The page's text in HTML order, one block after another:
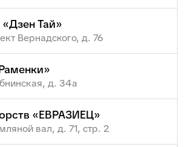
Тай»
Вернадского, д. 76
д. 34а
«ЕВРАЗИЕЦ»
вал, д. 71, стр. 2